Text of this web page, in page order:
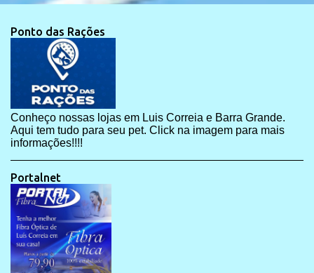
Ponto das Rações
Conheço nossas lojas em Luis Correia e Barra Grande.
Aqui tem tudo para seu pet. Click na imagem para mais
informações!!!!
Portalnet